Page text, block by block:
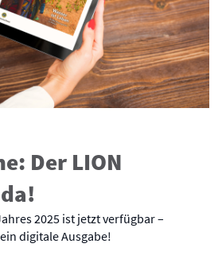
Der LION
2025 ist jetzt verfügbar –
digitale Ausgabe!